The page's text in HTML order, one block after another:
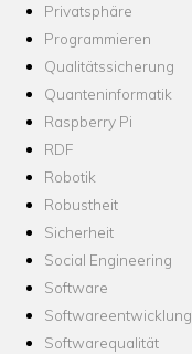
Privatsphäre
Programmieren
Qualitätssicherung
Quanteninformatik
Raspberry Pi
RDF
Robotik
Robustheit
Sicherheit
Social Engineering
Software
Softwareentwicklung
Softwarequalität